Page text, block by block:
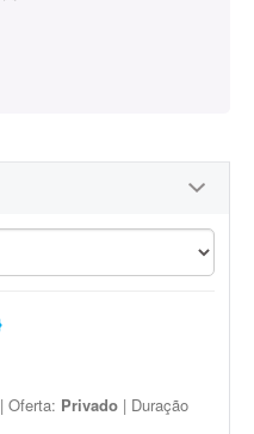
| Oferta: Privado | Duração